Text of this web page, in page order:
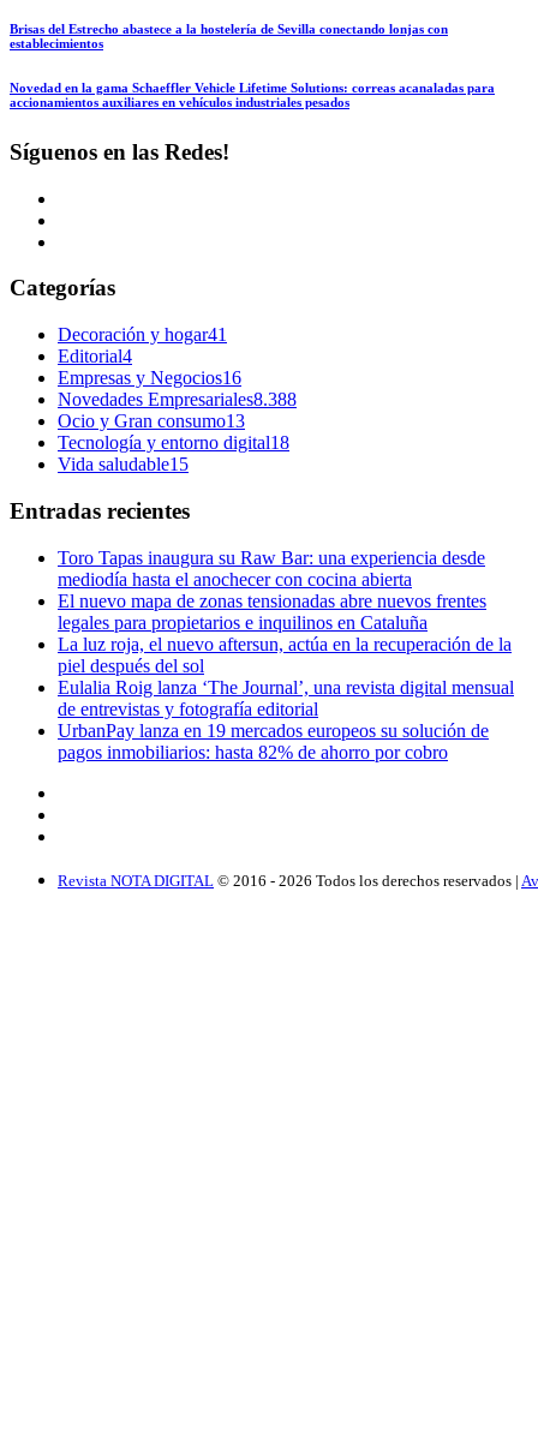
Brisas del Estrecho abastece a la hostelería de Sevilla conectando lonjas con
establecimientos
Novedad en la gama Schaeffler Vehicle Lifetime Solutions: correas acanaladas para
accionamientos auxiliares en vehículos industriales pesados
Síguenos en las Redes!
Categorías
Decoración y hogar41
Editorial4
Empresas y Negocios16
Novedades Empresariales8.388
Ocio y Gran consumo13
Tecnología y entorno digital18
Vida saludable15
Entradas recientes
Toro Tapas inaugura su Raw Bar: una experiencia desde
mediodía hasta el anochecer con cocina abierta
El nuevo mapa de zonas tensionadas abre nuevos frentes
legales para propietarios e inquilinos en Cataluña
La luz roja, el nuevo aftersun, actúa en la recuperación de la
piel después del sol
Eulalia Roig lanza ‘The Journal’, una revista digital mensual
de entrevistas y fotografía editorial
UrbanPay lanza en 19 mercados europeos su solución de
pagos inmobiliarios: hasta 82% de ahorro por cobro
Revista NOTA DIGITAL © 2016 - 2026 Todos los derechos reservados |